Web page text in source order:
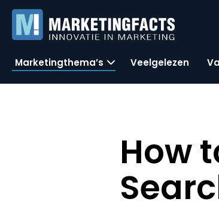
Marketingthema’s Veelgelezen
How